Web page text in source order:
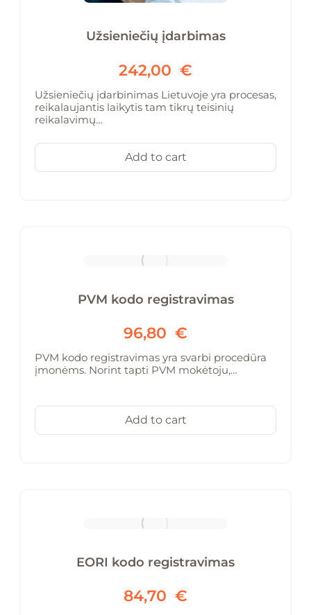
Užsieniečių įdarbimas
242,00 €
Užsieniečių įdarbinimas Lietuvoje yra procesas,
reikalaujantis laikytis tam tikrų teisinių
reikalavimų…
Add to cart
PVM kodo registravimas
96,80 €
PVM kodo registravimas yra svarbi procedūra
įmonėms. Norint tapti PVM mokėtoju,…
Add to cart
EORI kodo registravimas
84,70 €